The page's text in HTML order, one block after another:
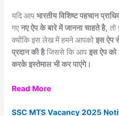
यदि आप भारतीय विशिष्ट पहचान
गए नए ऐप के बारे में जानना चाहते है,
क्योंकि इस लेख में हमने आपको इस ऐप
प्रदान की हैजिससे कि आप इस ऐप
करके इस्तेमाल भी कर पाएंगे।
Read More
SSC MTS Vacancy 2025